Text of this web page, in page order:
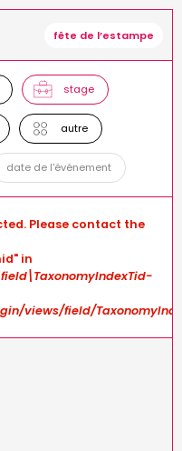
fête de l’estampe
stage
autre
date de l'événement
Please contact the
in
views/field/